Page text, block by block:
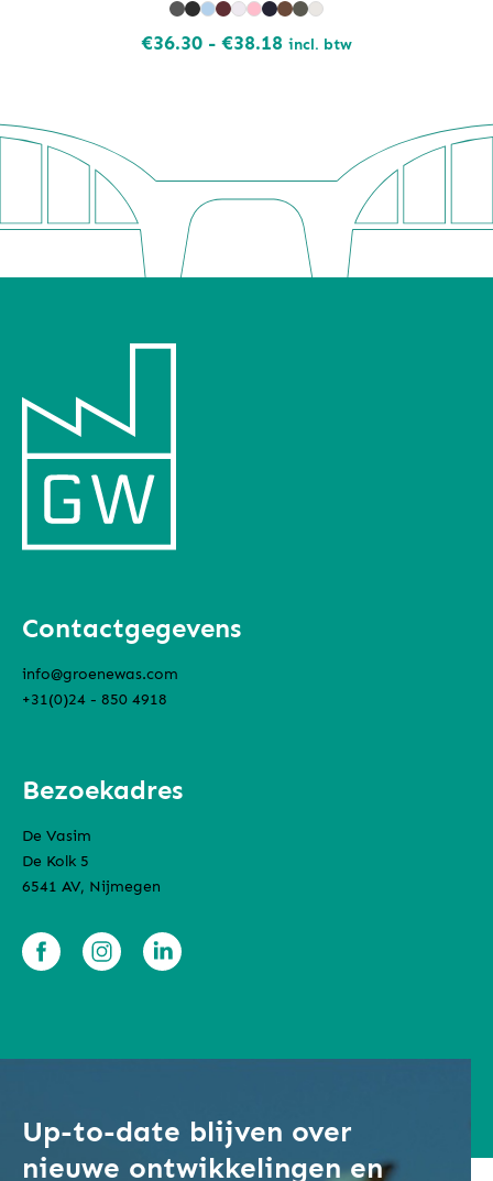
€36.30 - €38.18 Prijsklasse:
incl. btw
Contactgegevens
info@groenewas.com
+31(0)24 - 850 4918
Bezoekadres
De Vasim
De Kolk 5
6541 AV, Nijmegen
Up-to-date blijven over
nieuwe ontwikkelingen en